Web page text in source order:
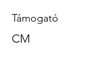
Támogató
CM